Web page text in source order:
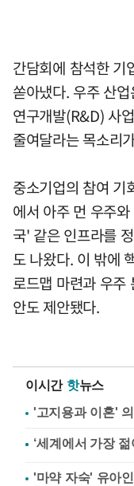
간담회에 참석한 기
쏟아냈다. 우주 산
연구개발(R&D) 사
줄여달라는 목소리
중소기업의 참여 기
에서 아주 먼 우주
국' 같은 인프라를
도 나왔다. 이 밖에
로드맵 마련과 우주
안도 제안됐다.
이시간 핫뉴스
'고지용과 이혼'
'마약 자숙' 유아